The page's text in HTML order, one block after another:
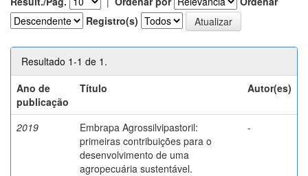
Registro(s)
Resultado 1-1 de 1.
Ano de
publicação
Título Autor(es)
2019
Embrapa Agrossilvipastoril:
primeiras contribuições para o
desenvolvimento de uma
agropecuária sustentável.
-